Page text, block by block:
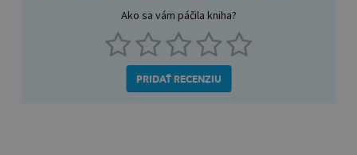
Ako sa vám páčila kniha?
PRIDAŤ RECENZIU